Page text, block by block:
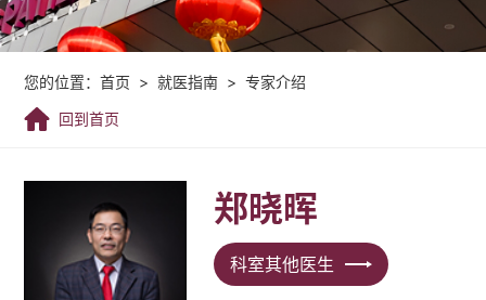
您的位置：首页 > 就医指南 > 专家介绍
回到首页
郑晓晖
科室其他医生